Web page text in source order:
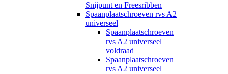
Snijpunt en Freesribben
Spaanplaatschroeven rvs A2
universeel
Spaanplaatschroeven
rvs A2 universeel
voldraad
Spaanplaatschroeven
rvs A2 universeel